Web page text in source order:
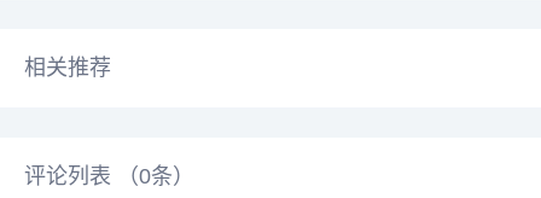
相关推荐
评论列表 （0条）